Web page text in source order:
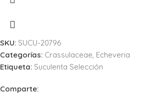
SKU: SUCU-20796
Categorías: Crassulaceae Echeveria
Etiqueta: Suculenta Selección
Comparte: